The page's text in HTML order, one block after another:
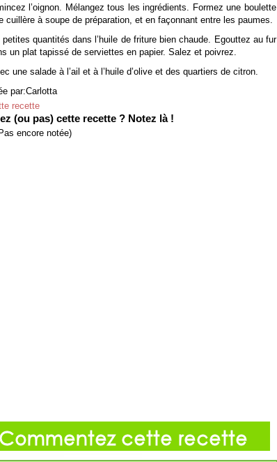
l’oignon. Mélangez tous les ingrédients. Formez une boulette
cuillère à soupe de préparation, et en façonnant entre les paumes.
quantités dans l’huile de friture bien chaude. Egouttez au fur
un plat tapissé de serviettes en papier. Salez et poivrez.
une salade à l’ail et à l’huile d’olive et des quartiers de citron.
par:Carlotta
recette
(ou pas) cette recette ? Notez là !
encore notée)